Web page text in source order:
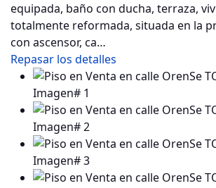
equipada, baño con ducha, terraza,
totalmente reformada, situada en la
con ascensor, ca…
Repasar los detalles